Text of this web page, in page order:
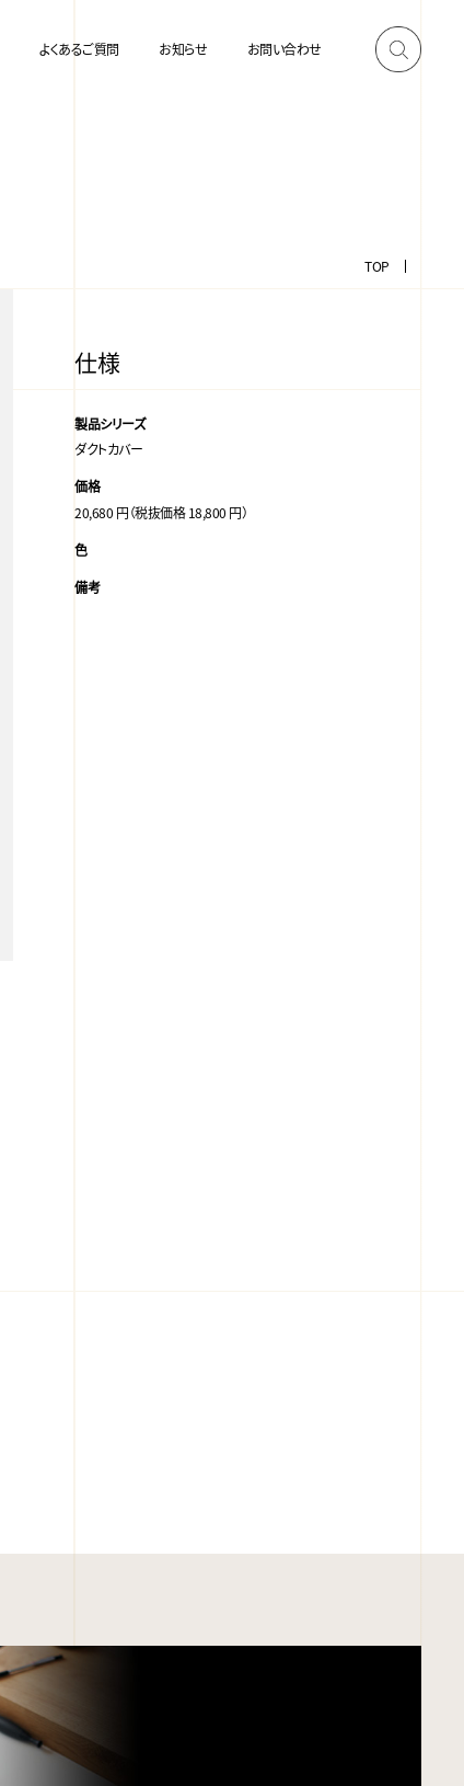
よくあるご質問 お知らせ お問い合わせ
TOP
仕様
製品シリーズ
ダクトカバー
価格
20,680 円（税抜価格 18,800 円）
色
備考